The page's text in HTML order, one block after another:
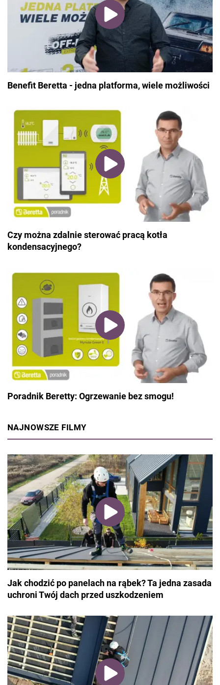
Benefit Beretta - jedna platforma, wiele możliwości
Czy można zdalnie sterować pracą kotła
kondensacyjnego?
Poradnik Beretty: Ogrzewanie bez smogu!
NAJNOWSZE FILMY
Jak chodzić po panelach na rąbek? Ta jedna zasada
uchroni Twój dach przed uszkodzeniem